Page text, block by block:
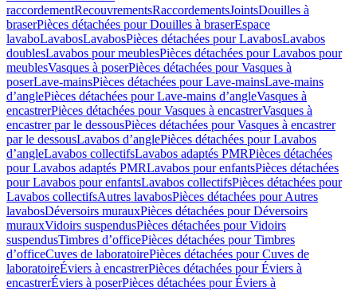
raccordementRecouvrementsRaccordementsJointsDouilles à
braserPièces détachées pour Douilles à braserEspace
lavaboLavabosLavabosPièces détachées pour LavabosLavabos
doublesLavabos pour meublesPièces détachées pour Lavabos pour
meublesVasques à poserPièces détachées pour Vasques à
poserLave-mainsPièces détachées pour Lave-mainsLave-mains
d’anglePièces détachées pour Lave-mains d’angleVasques à
encastrerPièces détachées pour Vasques à encastrerVasques à
encastrer par le dessousPièces détachées pour Vasques à encastrer
par le dessousLavabos d’anglePièces détachées pour Lavabos
d’angleLavabos collectifsLavabos adaptés PMRPièces détachées
pour Lavabos adaptés PMRLavabos pour enfantsPièces détachées
pour Lavabos pour enfantsLavabos collectifsPièces détachées pour
Lavabos collectifsAutres lavabosPièces détachées pour Autres
lavabosDéversoirs murauxPièces détachées pour Déversoirs
murauxVidoirs suspendusPièces détachées pour Vidoirs
suspendusTimbres dʼofficePièces détachées pour Timbres
dʼofficeCuves de laboratoirePièces détachées pour Cuves de
laboratoireÉviers à encastrerPièces détachées pour Éviers à
encastrerÉviers à poserPièces détachées pour Éviers à